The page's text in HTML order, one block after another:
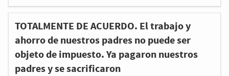
TOTALMENTE DE ACUERDO. El trabajo y
ahorro de nuestros padres no puede ser
objeto de impuesto. Ya pagaron nuestros
padres y se sacrificaron